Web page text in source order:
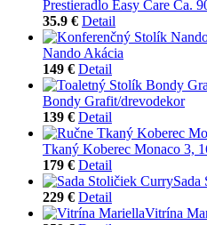
Prestieradlo Easy Care Ca.
35.9 € Detail
Nando Akácia
149 € Detail
Bondy Grafit/drevodekor
139 € Detail
Tkaný Koberec Monaco 3,
179 € Detail
Sada
229 € Detail
Vitrína